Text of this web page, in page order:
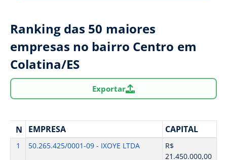
Ranking das 50 maiores
empresas no bairro Centro em
Colatina/ES
Exportar
N EMPRESA CAPITAL
1 50.265.425/0001-09 - IXOYE LTDA
R$
21.450.000,00